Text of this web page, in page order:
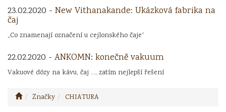
23.02.2020 - New Vithanakande: Ukázková fabrika na
čaj
„Co znamenají označení u cejlonského čaje“
22.02.2020 - ANKOMN: konečně vakuum
Vakuové dózy na kávu, čaj ..., zatím nejlepší řešení
Značky CHIATURA